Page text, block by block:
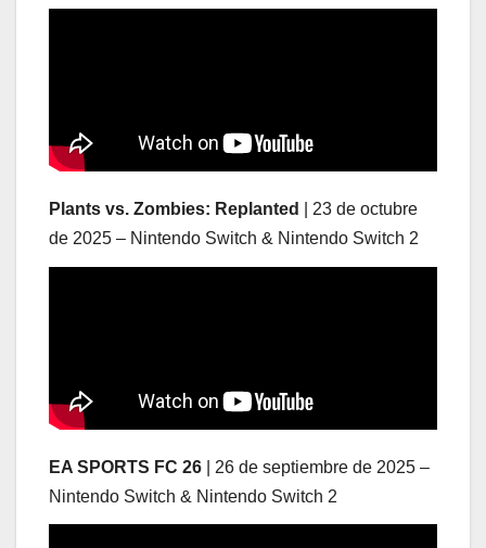
Plants vs. Zombies: Replanted
| 23 de octubre
de 2025 – Nintendo Switch & Nintendo Switch 2
EA SPORTS FC 26 | 26 de septiembre de 2025 –
Nintendo Switch & Nintendo Switch 2